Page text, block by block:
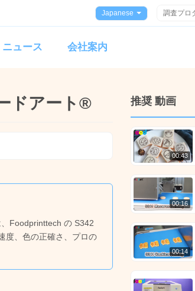
Japanese
ニュース 会社案内
ドアート®
Foodprinttech の S342
度、色の正確さ、プロの
推奨 動画
00:43
00:16
00:14